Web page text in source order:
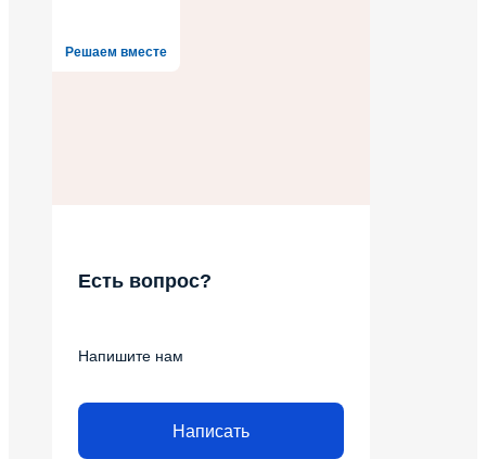
Решаем вместе
Есть вопрос?
Напишите нам
Написать